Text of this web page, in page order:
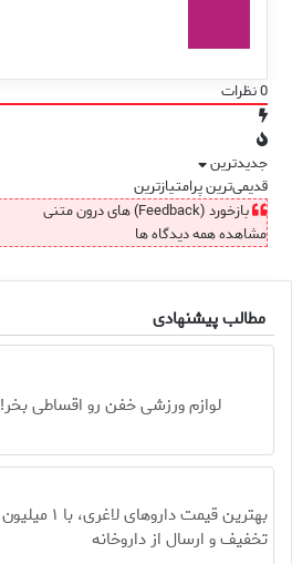
0نظرات
جدیدترین
قدیمی‌ترینپرامتیازترین
بازخورد (Feedback) های درون متنی
مشاهده همه دیدگاه ها
مطالب پیشنهادی
لوازم ورزشی خفن رو اقساطی بخر!
بهترین قیمت داروهای لاغری، با ۱ میلیون
تخفیف و ارسال از داروخانه‌